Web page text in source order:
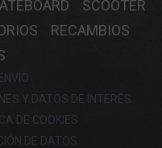
SCOOTER
RECAMBIOS
Y DATOS DE INTERÉS
DE COOKIES
DE DATOS